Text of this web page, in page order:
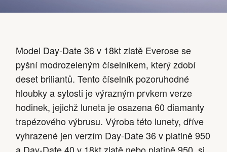
Model Day-Date 36 v 18kt zlatě Everose se
pyšní modrozeleným číselníkem, který zdobí
deset briliantů. Tento číselník pozoruhodné
hloubky a sytosti je výrazným prvkem verze
hodinek, jejichž luneta je osazena 60 diamanty
trapézového výbrusu. Výroba této lunety, dříve
vyhrazené jen verzím Day-Date 36 v platině 950